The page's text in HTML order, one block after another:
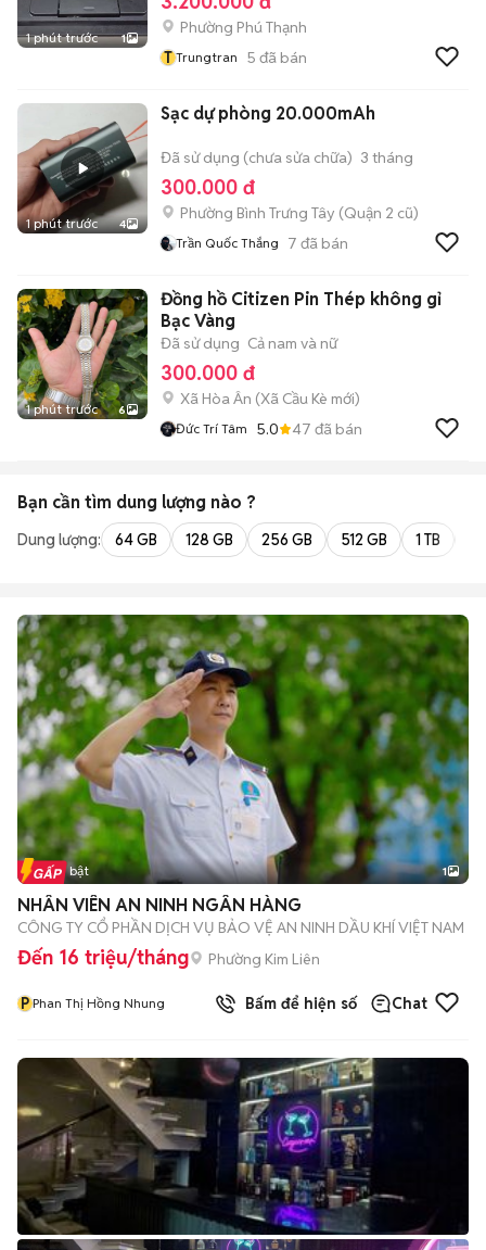
1 phút trước 1
Phường Phú Thạnh
T Trungtran 5 đã bán
1 phút trước 4
Sạc dự phòng 20.000mAh
Đã sử dụng (chưa sửa chữa) 3 tháng
300.000 đ
Phường Bình Trưng Tây (Quận 2 cũ)
Trần Quốc Thắng 7 đã bán
1 phút trước 6
Đồng hồ Citizen Pin Thép không gỉ
Bạc Vàng
Đã sử dụng Cả nam và nữ
300.000 đ
Xã Hòa Ân (Xã Cầu Kè mới)
Đức Trí Tâm 5.0 47 đã bán
Bạn cần tìm dung lượng nào ?
Dung lượng: 64 GB 128 GB 256 GB 512 GB 1 TB
Tin nổi bật 1
NHÂN VIÊN AN NINH NGÂN HÀNG
CÔNG TY CỔ PHẦN DỊCH VỤ BẢO VỆ AN NINH DẦU KHÍ VIỆT NAM
Đến 16 triệu/tháng Phường Kim Liên
P Phan Thị Hồng Nhung Bấm để hiện số Chat